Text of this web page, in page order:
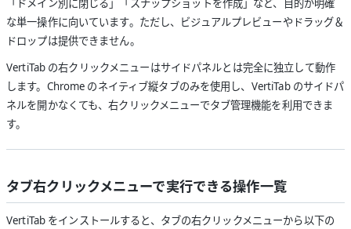
「ドメイン別に閉じる」「スナップショットを作成」など、目的が明確
な単一操作に向いています。ただし、ビジュアルプレビューやドラッグ＆
ドロップは提供できません。
VertiTab の右クリックメニューはサイドパネルとは完全に独立して動作
します。Chrome のネイティブ縦タブのみを使用し、VertiTab のサイドパ
ネルを開かなくても、右クリックメニューでタブ管理機能を利用できま
す。
タブ右クリックメニューで実行できる操作一覧
VertiTab をインストールすると、タブの右クリックメニューから以下の